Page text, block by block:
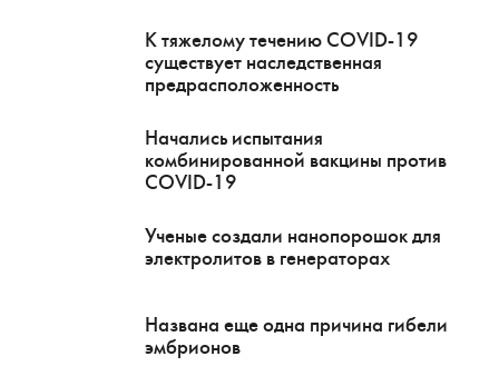
К тяжелому течению COVID-19
существует наследственная
предрасположенность
Начались испытания
комбинированной вакцины против
COVID-19
Ученые создали нанопорошок для
электролитов в генераторах
Названа еще одна причина гибели
эмбрионов